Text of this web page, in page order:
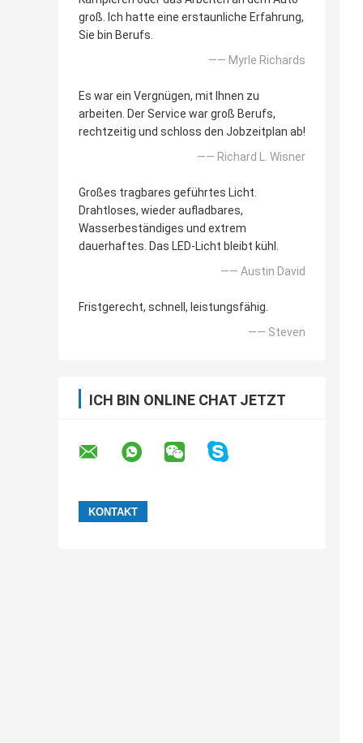
groß. Ich hatte eine erstaunliche Erfahrung,
Sie bin Berufs.
—— Myrle Richards
Es war ein Vergnügen, mit Ihnen zu
arbeiten. Der Service war groß Berufs,
rechtzeitig und schloss den Jobzeitplan ab!
—— Richard L. Wisner
Großes tragbares geführtes Licht.
Drahtloses, wieder aufladbares,
Wasserbeständiges und extrem
dauerhaftes. Das LED-Licht bleibt kühl.
—— Austin David
Fristgerecht, schnell, leistungsfähig.
—— Steven
ICH BIN ONLINE CHAT JETZT